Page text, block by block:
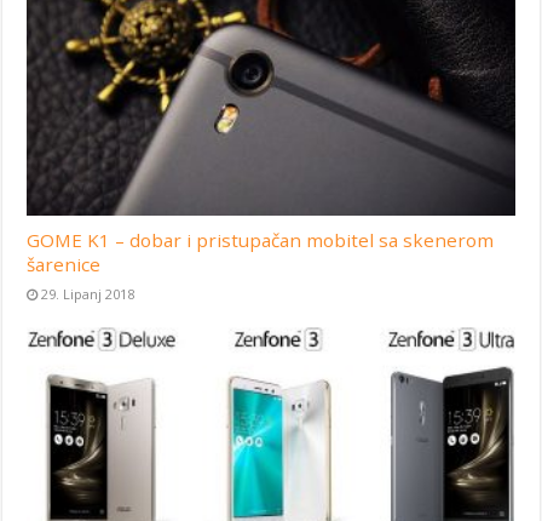
GOME K1 – dobar i pristupačan mobitel sa skenerom
šarenice
29. Lipanj 2018